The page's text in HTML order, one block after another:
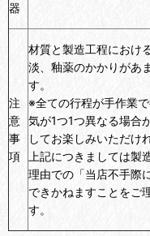
器
注
意
事
項
材質と製造工程におけ
淡、釉薬のかかりがあ
す。
※全ての行程が手作業
気が1つ1つ異なる場合
してお楽しみいただけ
上記につきましては製
理由での「当店不手際
できかねますことをご
す。